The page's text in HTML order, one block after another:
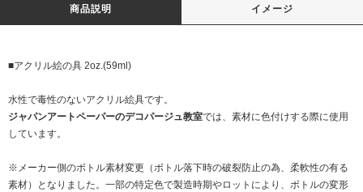
商品説明 イメージ
■アクリル絵の具 2oz.(59ml)
水性で毒性のないアクリル絵具です。
ジャパンアートペーパーのデコパージュ教室では、素材に色付けする際に使用
しています。
※メーカー側のボトル素材変更（ボトル落下時の破裂防止の為、柔軟性の有る
素材）となりました。一部の特定色で製造時期やロットにより、ボトルの変形